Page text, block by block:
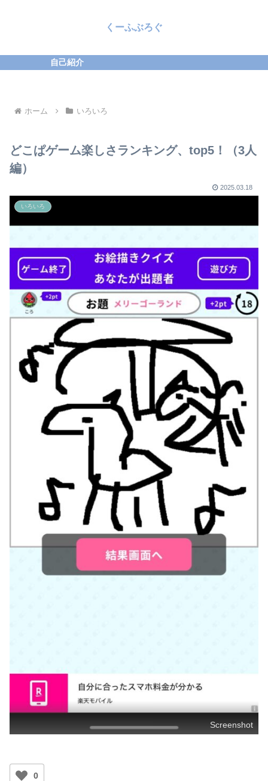
くーふぶろぐ
自己紹介
ホーム いろいろ
どこぱゲーム楽しさランキング、top5！（3人
編）
2025.03.18
いろいろ
Screenshot
0